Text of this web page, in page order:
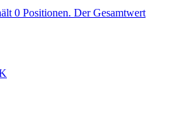
0 Positionen. Der Gesamtwert